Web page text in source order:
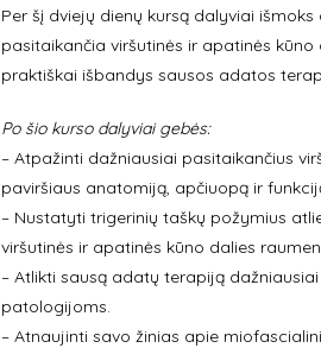
Per šį dviejų dienų kursą dalyviai
pasitaikančia viršutinės ir apatinės
praktiškai išbandys sausos adatos
Po šio kurso dalyviai gebės:
– Atpažinti dažniausiai pasitaikančius
paviršiaus anatomiją, apčiuopą ir
– Nustatyti trigerinių taškų požymius
viršutinės ir apatinės kūno dalies
– Atlikti sausą adatų terapiją
patologijoms.
– Atnaujinti savo žinias apie